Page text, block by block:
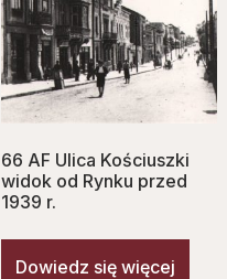
66 AF Ulica Kościuszki
widok od Rynku przed
1939 r.
Dowiedz się więcej